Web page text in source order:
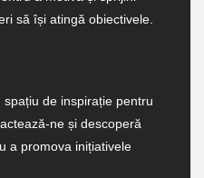
să își atingă obiectivele.
de inspirație pentru
ne și descoperă
a promova inițiativele